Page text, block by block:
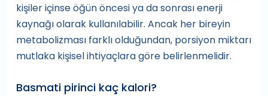
kişiler içinse öğün öncesi ya da sonrası enerji
kaynağı olarak kullanılabilir. Ancak her bireyin
metabolizması farklı olduğundan, porsiyon miktarı
mutlaka kişisel ihtiyaçlara göre belirlenmelidir.
Basmati pirinci kaç kalori?